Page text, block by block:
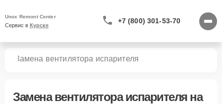
Unox Remont Center
Сервис в Курске
+7 (800) 301-53-70
Замена вентилятора испарителя
Замена вентилятора испарителяна